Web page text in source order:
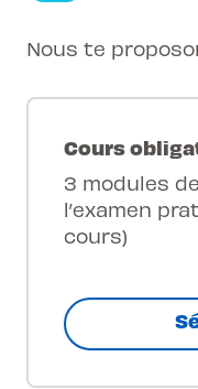
Nous te
Cours
3 modules
l’examen
cours)